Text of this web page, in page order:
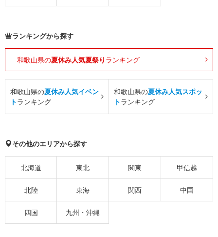
ランキングから探す
和歌山県の夏休み人気夏祭り ランキング
和歌山県の夏休み人気イベン
トランキング
和歌山県の夏休み人気スポッ
トランキング
その他のエリアから探す
北海道 東北 関東 甲信越
北陸 東海 関西 中国
四国 九州・沖縄